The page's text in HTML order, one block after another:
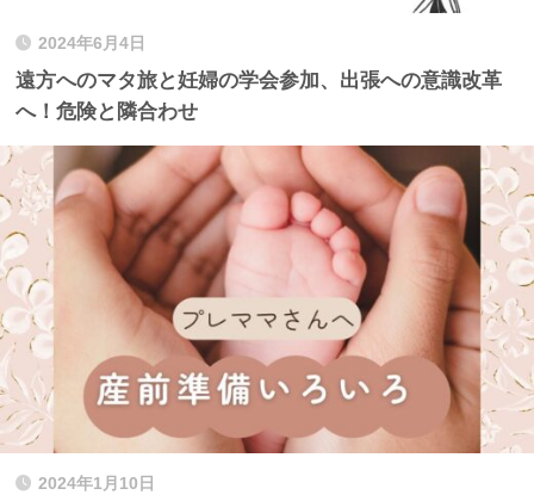
2024年6月4日
遠方へのマタ旅と妊婦の学会参加、出張への意識改革
へ！危険と隣合わせ
2024年1月10日